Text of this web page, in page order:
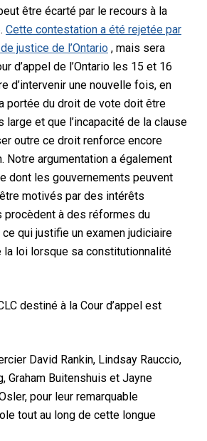
être écarté par le recours à la
Cette contestation a été rejetée par
justice de l’Ontario, mais sera
d’appel de l’Ontario les 15 et 16
d’intervenir une nouvelle fois, en
portée du droit de vote doit être
large et que l’incapacité de la clause
outre ce droit renforce encore
Notre argumentation a également
dont les gouvernements peuvent
motivés par des intérêts
procèdent à des réformes du
qui justifie un examen judiciaire
loi lorsque sa constitutionnalité
destiné à la Cour d’appel est
David Rankin, Lindsay Rauccio,
Graham Buitenshuis et Jayne
pour leur remarquable
tout au long de cette longue